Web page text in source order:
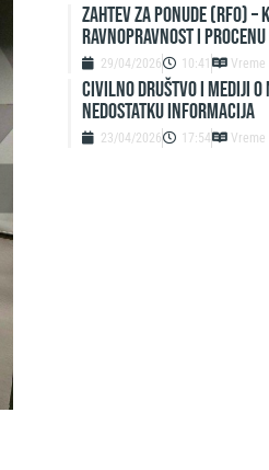
ZAHTEV ZA PONUDE
ravnopravnost i
29/04/2026 10:41
Civilno društvo i mediji
nedostatku informacija
23/04/2026 17:54